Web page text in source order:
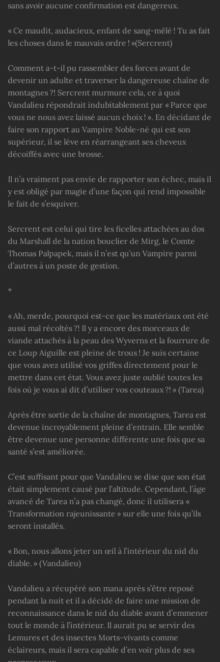
sans avoir aucune confirmation est dangereux.
« Ce maudit, audacieux, enfant de sang-mêlé ! Tu as fait
les choses dans le mauvais ordre ! »(Sercrent)
Comment a-t-il pu rassembler des forces avant de
devenir un adulte et traverser la dangereuse chaîne de
montagnes ?! Sercrent murmure cela, ce à quoi
Vandalieu répondrait indubitablement par « Parce que
vous ne nous avez laissé aucun choix ! ». En décidant de
faire son rapport au Vampire Noble-né qui est son
supérieur, il se lève en réarrangeant ses cheveux
décoiffés avec une brosse.
Il n’a vraiment pas envie de rapporter son échec, mais il
y est obligé par magie d’une façon qui rend impossible
le fait de s’esquiver.
Sercrent est celui qui tire les ficelles attachées au dos
du Marshall de la nation bouclier de Mirg, le Comte
Thomas Palpapek, mais il n’est qu’un Vampire parmi
d’autres à un poste de gestion.
*
« Ah, merde, pourquoi est-ce que les matériaux ont été
aussi mal récoltés ?! Il y a encore des morceaux de
viande attachés à la peau des Wyverns et la fourrure de
ce Loup Aiguille est pleine de trous ! Je suis certaine
que vous avez utilisé vos griffes directement pour le
mettre dans cet état. Vous avez juste oublié toutes les
fois où je vous ai dit d’utiliser vos couteaux ?! » (Tarea)
Après être sortie de la chaîne de montagnes, Tarea est
devenue incroyablement pleine d’entrain. Elle semble
être devenue une personne différente une fois que sa
santé s’est améliorée.
C’est suffisant pour que Vandalieu se dise que son état
était simplement causé par l’altitude. Cependant, l’âge
avancé de Tarea n’a pas changé, donc il utilisera «
Transformation rajeunissante » sur elle une fois qu’ils
seront installés.
« Bon, nous allons jeter un œil à l’intérieur du nid du
diable. » (Vandalieu)
Vandalieu a récupéré son mana après s’être reposé
pendant la nuit et il a décidé de faire une mission de
reconnaissance dans le nid du diable avant d’emmener
tout le monde à l’intérieur. Il aurait pu se servir des
Lemures et des insectes Morts-vivants comme
éclaireurs, mais il sera capable d’en voir plus de ses